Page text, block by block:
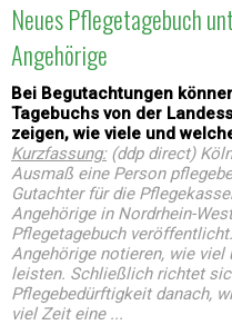
Neues Pflegetagebuch
Angehörige
Bei Begutachtungen
Tagebuchs von der
zeigen, wie viele und
Kurzfassung:(ddp direct)
Ausmaß eine Person
Gutachter für die
Angehörige in Nordrhein-
Pflegetagebuch
Angehörige notieren, wie viel
leisten. Schließlich richtet
Pflegebedürftigkeit danach,
viel Zeit eine ...